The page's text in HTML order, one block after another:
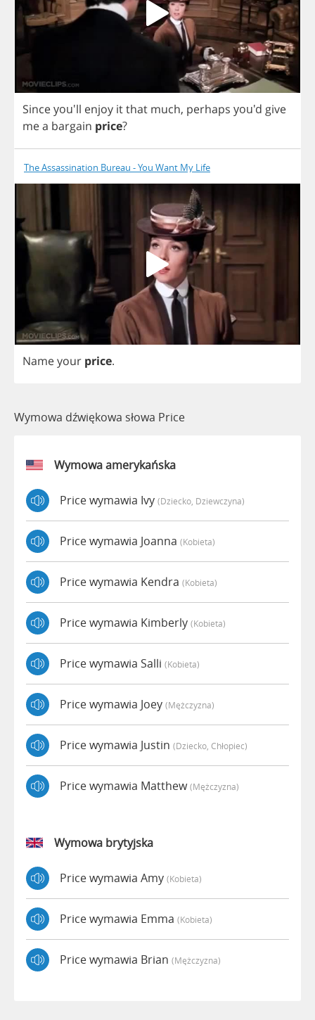
Sinceyou'll enjoy itthat much, perhaps you'd give
mea bargain price?
The Assassination Bureau - You Want My Life
Nameyour price.
Wymowa dźwiękowa słowa Price
Wymowa amerykańska
Price wymawia Ivy (dziecko, Dziewczyna)
Price wymawia Joanna (kobieta)
Price wymawia Kendra (kobieta)
Price wymawia Kimberly (kobieta)
Price wymawia Salli (kobieta)
Price wymawia Joey (mężczyzna)
Price wymawia Justin (dziecko, Chłopiec)
Price wymawia Matthew(mężczyzna)
Wymowa brytyjska
Price wymawia Amy (kobieta)
Price wymawia Emma (kobieta)
Price wymawia Brian (mężczyzna)